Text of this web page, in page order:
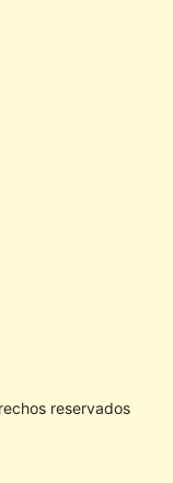
reservados